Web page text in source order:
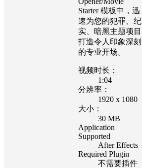
Starter 模板中，迅
速为您的犯罪、纪
实、暗黑主题项目
打造令人印象深刻
的专业开场。
视频时长：
1:04
分辨率：
1920 x 1080
大小：
30 MB
Application
Supported
After Effects
Required Plugin
不需要插件